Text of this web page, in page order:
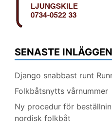
SENASTE INLÄGGEN
Django snabbast runt
Folkbåtsnytts vårnummer
Ny procedur för
nordisk folkbåt